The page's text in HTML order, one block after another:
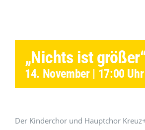
„Nichts ist
14. November | 17:00 Uhr
Der Kinderchor und Hauptchor